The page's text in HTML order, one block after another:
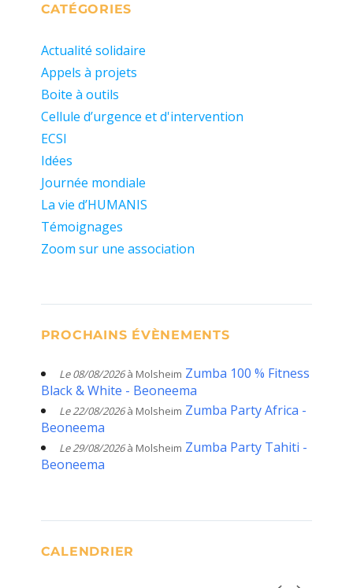
CATÉGORIES
Actualité solidaire
Appels à projets
Boite à outils
Cellule d’urgence et d'intervention
ECSI
Idées
Journée mondiale
La vie d’HUMANIS
Témoignages
Zoom sur une association
PROCHAINS ÉVÈNEMENTS
Le 08/08/2026à Molsheim Zumba 100 % Fitness
Black & White - Beoneema
Le 22/08/2026à Molsheim Zumba Party Africa -
Beoneema
Le 29/08/2026à Molsheim Zumba Party Tahiti -
Beoneema
CALENDRIER